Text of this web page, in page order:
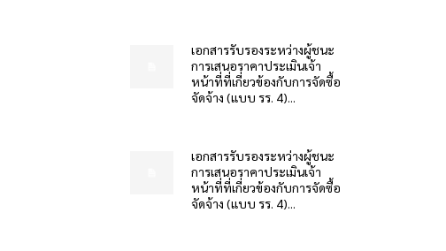
เอกสารรับรองระหว่างผู้ชนะ
การเสนอราคาประเมินเจ้า
หน้าที่ที่เกี่ยวข้องกับการจัดซื้อ
จัดจ้าง (แบบ รร. 4)...
เอกสารรับรองระหว่างผู้ชนะ
การเสนอราคาประเมินเจ้า
หน้าที่ที่เกี่ยวข้องกับการจัดซื้อ
จัดจ้าง (แบบ รร. 4)...